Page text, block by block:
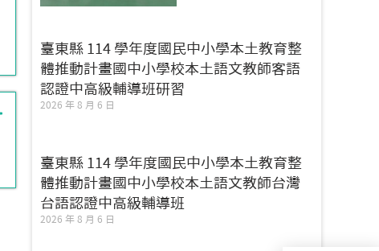
臺東縣 114 學年度國民中小學本土教育整
體推動計畫國中小學校本土語文教師客語
認證中高級輔導班研習
2026 年 8 月 6 日
臺東縣 114 學年度國民中小學本土教育整
體推動計畫國中小學校本土語文教師台灣
台語認證中高級輔導班
2026 年 8 月 6 日